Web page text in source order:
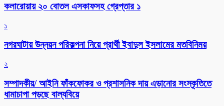
কলারোয়ায় ২০ বোতল এসকাফসহ গ্রেপ্তার ১
১
নগরঘাটায় উন্নয়ন পরিকল্পনা নিয়ে প্রার্থী ইবাদুল ইসলামের মতবিনিময়
২
সম্পাদকীয়/ আইনি ফাঁকফোকর ও প্রশাসনিক দায় এড়ানোর সংস্কৃতিতে
ধামাচাপা পড়ছে বাল্যবিয়ে